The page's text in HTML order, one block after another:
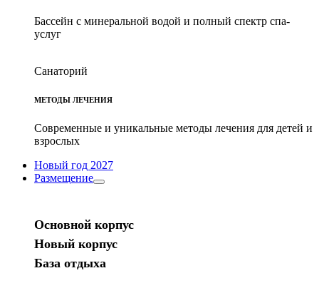
Бассейн с минеральной водой и полный спектр спа-
услуг
Санаторий
МЕТОДЫ ЛЕЧЕНИЯ
Современные и уникальные методы лечения для детей и
взрослых
Новый год 2027
Размещение
expand
Основной корпус
Новый корпус
База отдыха